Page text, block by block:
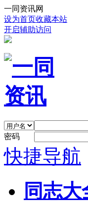
一同资讯网
设为首页收藏本站
开启辅助访问
密码
快捷导航
同志